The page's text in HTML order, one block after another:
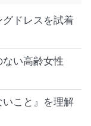
ドレスを試着
い高齢女性
こと』を理解